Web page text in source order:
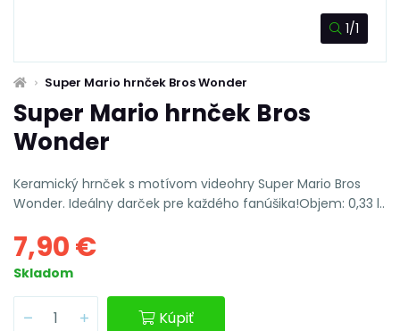
1/1
Super Mario hrnček Bros Wonder
Super Mario hrnček Bros
Wonder
Keramický hrnček s motívom videohry Super Mario Bros
Wonder. Ideálny darček pre každého fanúšika!Objem: 0,33 l..
7,90 €
Skladom
Kúpiť